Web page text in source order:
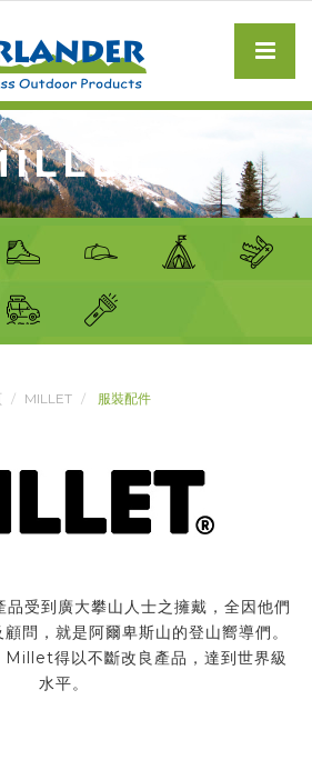
MILLET 服裝配件
受到廣大攀山人士之擁戴，全因他們
問，就是阿爾卑斯山的登山嚮導們。
Millet得以不斷改良產品，達到世界級
水平。